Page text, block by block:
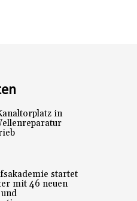
in
startet
mit 46 neuen